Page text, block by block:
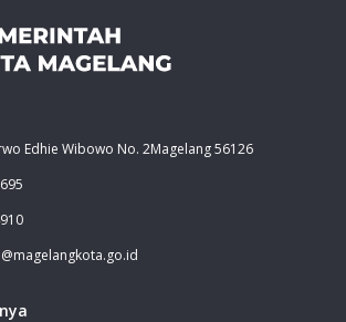
Edhie Wibowo No. 2Magelang 56126